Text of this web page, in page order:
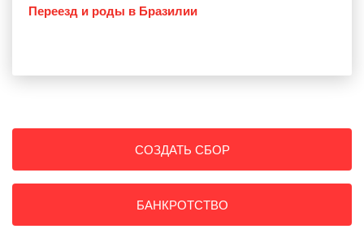
Переезд и роды в Бразилии
СОЗДАТЬ СБОР
БАНКРОТСТВО